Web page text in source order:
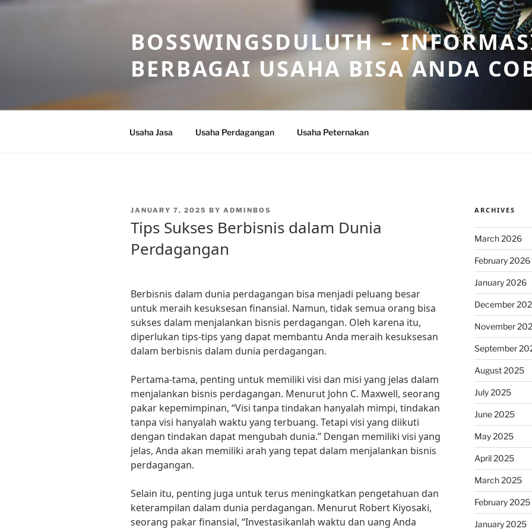
Skip
BOSSWINGSDULUTH –
BERBAGAI USAHA BISA ANDA
Usaha Jasa Usaha Perdagangan Usaha Peternakan
POSTED
JANUARY 7, 2025 BY ADMINBOS
Tips Sukses Berbisnis dalam Dunia
Perdagangan
Berbisnis dalam dunia perdagangan bisa menjadi peluang besar
untuk meraih kesuksesan finansial. Namun, tidak semua orang bisa
sukses dalam menjalankan bisnis perdagangan. Oleh karena itu,
diperlukan tips-tips yang dapat membantu Anda meraih kesuksesan
dalam berbisnis dalam dunia perdagangan.
Pertama-tama, penting untuk memiliki visi dan misi yang jelas dalam
menjalankan bisnis perdagangan. Menurut John C. Maxwell, seorang
pakar kepemimpinan, “Visi tanpa tindakan hanyalah mimpi, tindakan
tanpa visi hanyalah waktu yang terbuang. Tetapi visi yang diikuti
dengan tindakan dapat mengubah dunia.” Dengan memiliki visi yang
jelas, Anda akan memiliki arah yang tepat dalam menjalankan bisnis
perdagangan.
Selain itu, penting juga untuk terus meningkatkan pengetahuan dan
keterampilan dalam dunia perdagangan. Menurut Robert Kiyosaki,
seorang pakar finansial, “Investasikanlah waktu dan uang Anda
ARCHIVES
March 2026
February 2026
January 2026
December
November
September
August 2025
July 2025
June 2025
May 2025
April 2025
March 2025
February 2025
January 2025